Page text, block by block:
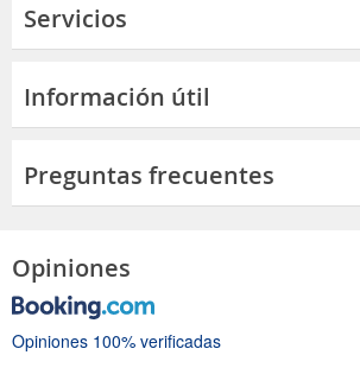
Servicios
Información útil
Preguntas frecuentes
Opiniones
Opiniones 100% verificadas